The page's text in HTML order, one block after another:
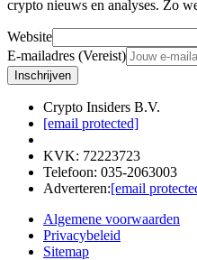
crypto nieuws en analyses. Zo
Website
E-mailadres (Vereist)
Inschrijven
Crypto Insiders B.V.
[email protected]
KVK: 72223723
Telefoon: 035-2063003
Adverteren:[email
Algemene voorwaarden
Privacybeleid
Sitemap